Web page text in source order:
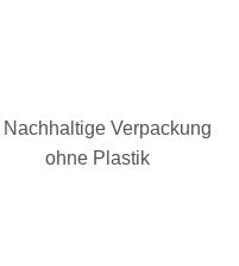
Verpackung
ohne Plastik